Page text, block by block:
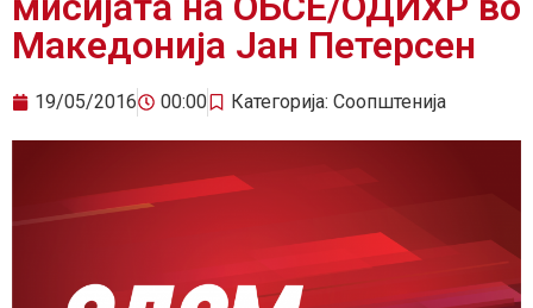
Македонија Јан Петерсен
19/05/2016 00:00 Категорија: Соопштенија